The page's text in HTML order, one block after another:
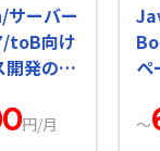
ーバー
/toB向け
発の案
円/月
ペ
〜